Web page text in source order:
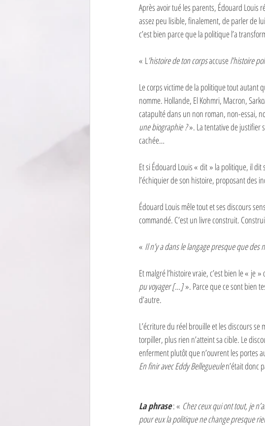
Après avoir tué les parents, Édouard
assez peu lisible, finalement, de parler de
c’est bien parce que la politique l’a
« L’histoire de ton corps accuse l’histoire
Le corps victime de la politique tout autant
nomme. Hollande, El Kohmri, Macron,
catapulté dans un non roman, non-essai,
une biographie ? ». La tentative de justifier
cachée…
Et si Édouard Louis « dit » la politique, il
l’échiquier de son histoire, proposant des
Édouard Louis mêle tout et ses discours
commandé. C’est un livre construit.
« Il n’y a dans le langage presque que des
Et malgré l’histoire vraie, c’est bien le « je
pu voyager […] ». Parce que ce sont bien
d’autre.
L’écriture du réel brouille et les discours
torpiller, plus rien n’atteint sa cible. Le
enferment plutôt que n’ouvrent les portes
En finir avec Eddy Bellegueule n’était donc
La phrase : « Chez ceux qui ont tout, je
pour eux la politique ne change presque